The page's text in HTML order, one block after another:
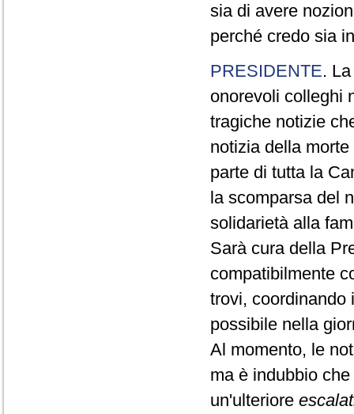
sia di avere
perché credo sia
PRESIDENTE.
onorevoli colleghi
tragiche notizie
notizia della
parte di tutta la
la scomparsa del
solidarietà alla
Sarà cura della
compatibilmente
trovi, coordinando
possibile nella
Al momento, le
ma è indubbio
un'ulteriore